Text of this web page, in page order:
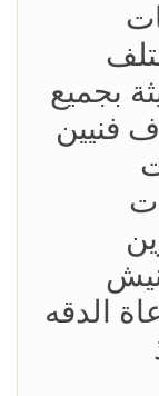
بجميع
فنيين
الدقه